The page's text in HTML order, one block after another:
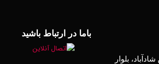
بلوار
باما در ارتباط باشید